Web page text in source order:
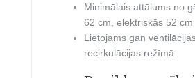
Minimālais attālums no
62 cm, elektriskās 52 cm
Lietojams gan
recirkulācijas režīmā